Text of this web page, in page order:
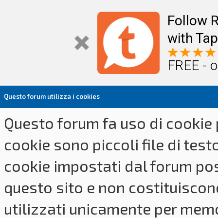
Follow
with
FREE -
Questo forum utilizza i cookies
Questo forum fa uso di
cookie sono piccoli file di
cookie impostati dal forum
questo sito e non
utilizzati unicamente per